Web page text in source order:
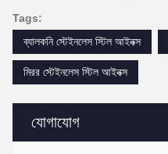
যোগাযোগ
Tags:
ব্যালকনি স্টেইনলেস স্টিল আইনক্স
মিরর স্টেইনলেস স্টিল আইনক্স